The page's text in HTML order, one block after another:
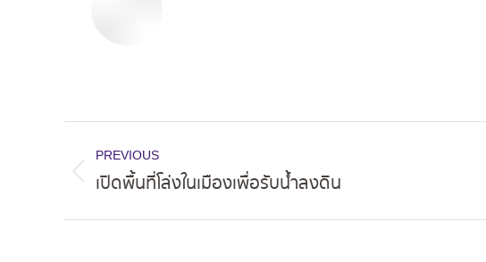
navigation
PREVIOUS
Previous
เปิดพื้นที่โล่งในเมืองเพื่อรับน้ำลงดิน